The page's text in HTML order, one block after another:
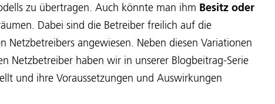
zu übertragen. Auch könnte man ihm Besitz oder
Dabei sind die Betreiber freilich auf die
Netzbetreibers angewiesen. Neben diesen Variationen
Netzbetreiber haben wir in unserer Blogbeitrag-Serie
und ihre Voraussetzungen und Auswirkungen